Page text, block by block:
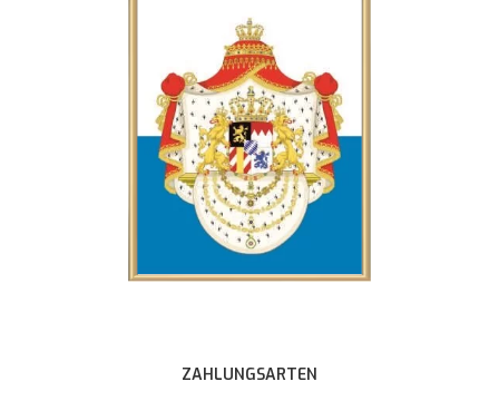
ZAHLUNGSARTEN